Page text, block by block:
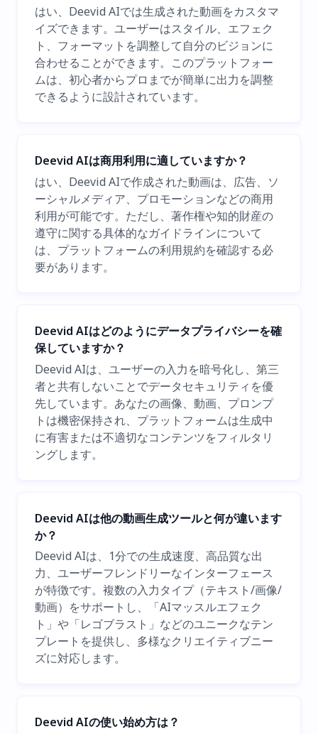
はい、Deevid AIでは生成された動画をカスタマ
イズできます。ユーザーはスタイル、エフェク
ト、フォーマットを調整して自分のビジョンに
合わせることができます。このプラットフォー
ムは、初心者からプロまでが簡単に出力を調整
できるように設計されています。
Deevid AIは商用利用に適していますか？
はい、Deevid AIで作成された動画は、広告、ソ
ーシャルメディア、プロモーションなどの商用
利用が可能です。ただし、著作権や知的財産の
遵守に関する具体的なガイドラインについて
は、プラットフォームの利用規約を確認する必
要があります。
Deevid AIはどのようにデータプライバシーを確
保していますか？
Deevid AIは、ユーザーの入力を暗号化し、第三
者と共有しないことでデータセキュリティを優
先しています。あなたの画像、動画、プロンプ
トは機密保持され、プラットフォームは生成中
に有害または不適切なコンテンツをフィルタリ
ングします。
Deevid AIは他の動画生成ツールと何が違います
か？
Deevid AIは、1分での生成速度、高品質な出
力、ユーザーフレンドリーなインターフェース
が特徴です。複数の入力タイプ（テキスト/画像/
動画）をサポートし、「AIマッスルエフェク
ト」や「レゴブラスト」などのユニークなテン
プレートを提供し、多様なクリエイティブニー
ズに対応します。
Deevid AIの使い始め方は？